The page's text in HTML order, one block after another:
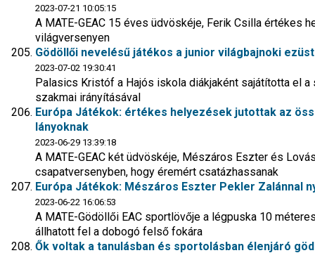
2023-07-21 10:05:15
A MATE-GEAC 15 éves üdvöskéje, Ferik Csilla értékes
világversenyen
Gödöllői nevelésű játékos a junior világbajnoki
2023-07-02 19:30:41
Palasics Kristóf a Hajós iskola diákjaként sajátította el
szakmai irányításával
Európa Játékok: értékes helyezések jutottak az
lányoknak
2023-06-29 13:39:18
A MATE-GEAC két üdvöskéje, Mészáros Eszter és
csapatversenyben, hogy éremért csatázhassanak
Európa Játékok: Mészáros Eszter Pekler Zalánnal
2023-06-22 16:06:53
A MATE-Gödöllői EAC sportlövője a légpuska 10
állhatott fel a dobogó felső fokára
Ők voltak a tanulásban és sportolásban élenjáró